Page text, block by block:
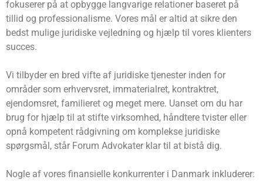
fokuserer på at opbygge langvarige relationer baseret på
tillid og professionalisme. Vores mål er altid at sikre den
bedst mulige juridiske vejledning og hjælp til vores klienters
succes.
Vi tilbyder en bred vifte af juridiske tjenester inden for
områder som erhvervsret, immaterialret, kontraktret,
ejendomsret, familieret og meget mere. Uanset om du har
brug for hjælp til at stifte virksomhed, håndtere tvister eller
opnå kompetent rådgivning om komplekse juridiske
spørgsmål, står Forum Advokater klar til at bistå dig.
Nogle af vores finansielle konkurrenter i Danmark inkluderer: